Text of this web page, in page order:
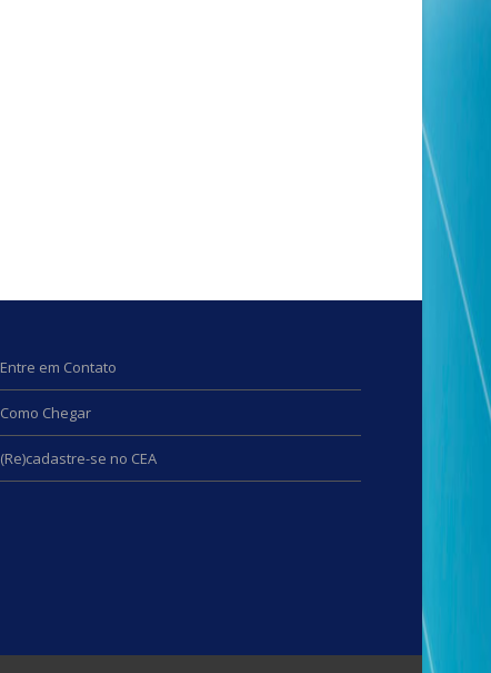
Entre em Contato
Como Chegar
(Re)cadastre-se no CEA